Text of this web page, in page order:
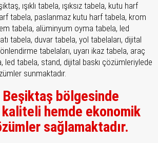
ışıklı tabela, ışıksız tabela, kutu harf
tabela, paslanmaz kutu harf tabela, krom
tabela, alüminyum oyma tabela, led
tabela, duvar tabela, yol tabelaları, dijital
tabelaları, uyarı ikaz tabela, araç
led tabela, stand, dijital baskı çözümleriylede
sunmaktadır.
Beşiktaş bölgesinde
hemde ekonomik
sağlamaktadır.